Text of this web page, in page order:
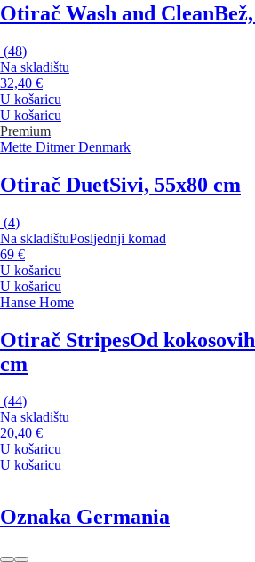
Otirač Wash and Clean
(48)
Na skladištu
32,40 €
U košaricu
U košaricu
Premium
Mette Ditmer Denmark
Otirač DuetSivi, 55x80 cm
(4)
Na skladištuPosljednji komad
69 €
U košaricu
U košaricu
Hanse Home
Otirač StripesOd
cm
(44)
Na skladištu
20,40 €
U košaricu
U košaricu
Oznaka Germania